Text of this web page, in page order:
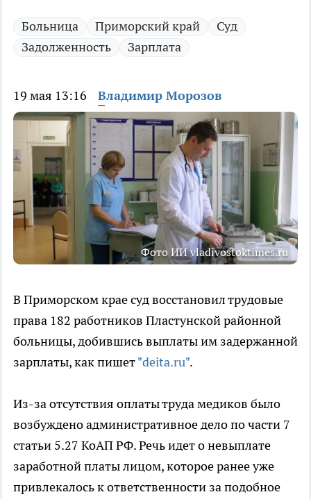
Больница Приморский край
Суд
Задолженность
Зарплата
19 мая 13:16 Владимир Морозов
Фото ИИ vladivostoktimes.ru
В Приморском крае суд восстановил трудовые
права 182 работников Пластунской районной
больницы, добившись выплаты им задержанной
зарплаты, как пишет"deita.ru".
Из-за отсутствия оплаты труда медиков было
возбуждено административное дело по части 7
статьи 5.27 КоАП РФ. Речь идет о невыплате
заработной платы лицом, которое ранее уже
привлекалось к ответственности за подобное